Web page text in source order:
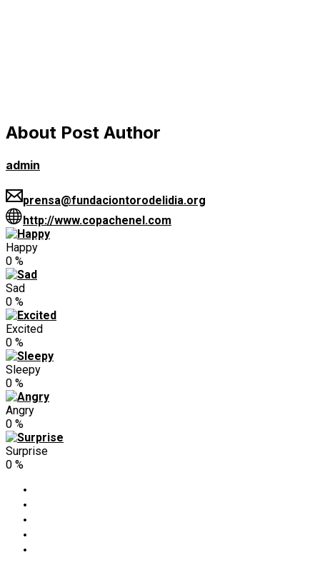
About Post Author
admin
prensa@fundaciontorodelidia.org
http://www.copachenel.com
Happy
0 %
Sad
0 %
Excited
0 %
Sleepy
0 %
Angry
0 %
Surprise
0 %